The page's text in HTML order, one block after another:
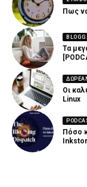
Πως
Τα
Οι
Linux
Πόσο